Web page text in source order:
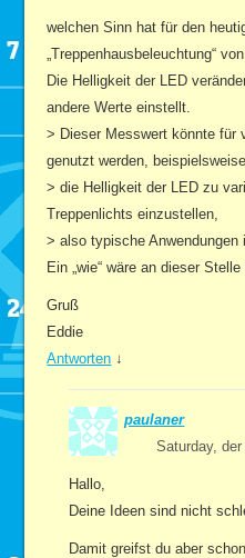
welchen Sinn hat für den
„Treppenhausbeleuchtung“
Die Helligkeit der LED
andere Werte einstellt.
> Dieser Messwert könnte für
genutzt werden,
> die Helligkeit der LED zu
Treppenlichts einzustellen,
> also typische Anwendungen
Ein „wie“ wäre an dieser
Gruß
Eddie
Antworten ↓
paulaner
Saturday,
Hallo,
Deine Ideen sind nicht
Damit greifst du aber